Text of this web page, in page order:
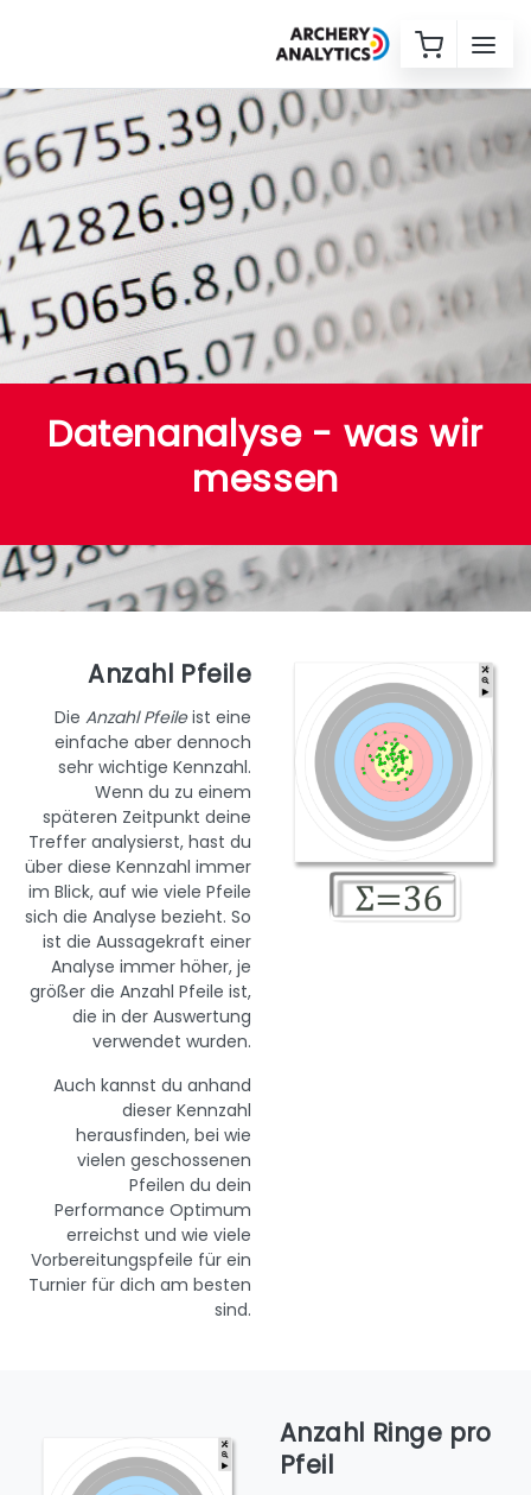
Datenanalyse - was wir
messen
Anzahl Pfeile
Die Anzahl Pfeileist eine
einfache aber dennoch
sehr wichtige Kennzahl.
Wenn du zu einem
späteren Zeitpunkt deine
Treffer analysierst, hast du
über diese Kennzahl immer
im Blick, auf wie viele Pfeile
sich die Analyse bezieht. So
ist die Aussagekraft einer
Analyse immer höher, je
größer die Anzahl Pfeile ist,
die in der Auswertung
verwendet wurden.
Auch kannst du anhand
dieser Kennzahl
herausfinden, bei wie
vielen geschossenen
Pfeilen du dein
Performance Optimum
erreichst und wie viele
Vorbereitungspfeile für ein
Turnier für dich am besten
sind.
Anzahl Ringe pro
Pfeil